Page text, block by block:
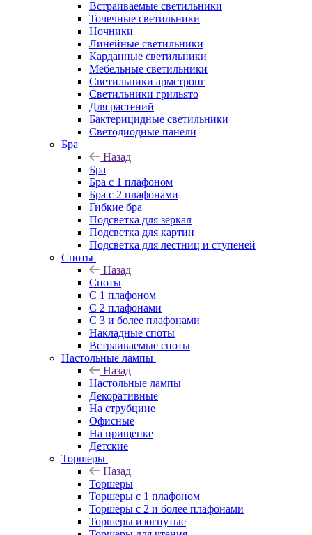
Встраиваемые светильники
Точечные светильники
Ночники
Линейные светильники
Карданные светильники
Мебельные светильники
Светильники армстронг
Светильники грильято
Для растений
Бактерицидные светильники
Светодиодные панели
Бра
Назад
Бра
Бра с 1 плафоном
Бра с 2 плафонами
Гибкие бра
Подсветка для зеркал
Подсветка для картин
Подсветка для лестниц и ступеней
Споты
Назад
Споты
С 1 плафоном
С 2 плафонами
С 3 и более плафонами
Накладные споты
Встраиваемые споты
Настольные лампы
Назад
Настольные лампы
Декоративные
На струбцине
Офисные
На прищепке
Детские
Торшеры
Назад
Торшеры
Торшеры с 1 плафоном
Торшеры с 2 и более плафонами
Торшеры изогнутые